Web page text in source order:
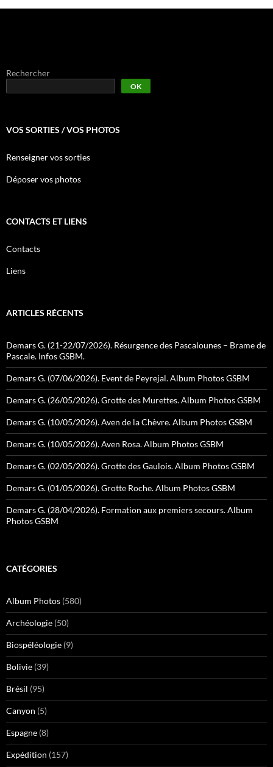
Rechercher
OK
VOS SORTIES / VOS PHOTOS
Renseigner vos sorties
Déposer vos photos
CONTACTS ET LIENS
Contacts
Liens
ARTICLES RÉCENTS
Demars G. (21-22/07/2026). Résurgence des Pascalounes – Brame de
Pascale. Infos GSBM.
Demars G. (07/06/2026). Event de Peyrejal. Album Photos GSBM
Demars G. (26/05/2026). Grotte des Murettes. Album Photos GSBM
Demars G. (10/05/2026). Aven de la Chèvre. Album Photos GSBM
Demars G. (10/05/2026). Aven Rosa. Album Photos GSBM
Demars G. (02/05/2026). Grotte des Gaulois. Album Photos GSBM
Demars G. (01/05/2026). Grotte Roche. Album Photos GSBM
Demars G. (28/04/2026). Formation aux premiers secours. Album
Photos GSBM
CATÉGORIES
Album Photos (580)
Archéologie (50)
Biospéléologie (9)
Bolivie (39)
Brésil (95)
Canyon (5)
Espagne (8)
Expédition (157)